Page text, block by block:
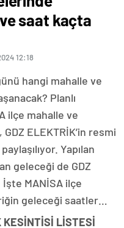
saat kaçta
12:18
hangi mahalle ve
Planlı
ilçe mahalle ve
ELEKTRİK’in resmi
Yapılan
geleceği de GDZ
MANİSA ilçe
geleceği saatler…
KESİNTİSİ LİSTESİ